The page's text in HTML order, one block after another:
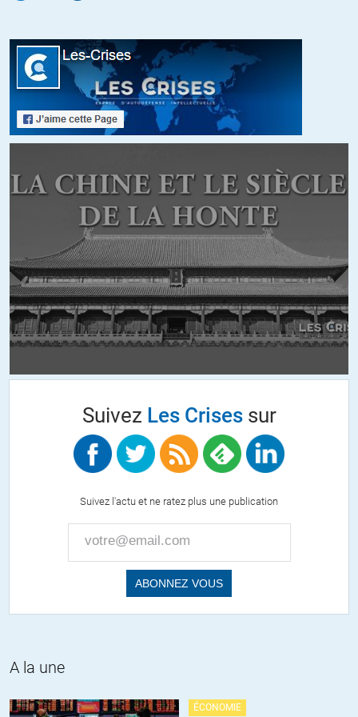
step//31.03.2014 à 11h02
dépasser les structures capables de porter un concensus
démocratique, c’est aussi appeller à l’avennement de
fascismes. Quel responsabilité dans cet émiettement
que promeut les élites en place ? Aucun, à n’en pas douter, il n’y
a bien évidemment aucun problème de cohabitation entre la
vision d’un autre adversaire économique dans la survie et d’un
autre citoyen collaborateur dans le fonctionnement du bien
commun.
jducac//31.03.2014 à 13h52
@ step Le 31 mars 2014 à 11
Dépasser les structures capables de porter un consensus
fascismes.
Quand on fait une telle déclaration, il vaut mieux être en
mesure de justifier sa théorie en faisant appel à des
la « désintégration » préserve de la venue du fascisme si l’on
se réfère à ce qui s’est passé en Corée. A moins que vous
considériez la Corée du Nord comme une démocratie ayant
échappé à « l’avènement du fascisme » en préférant miser
sur le séparatisme.
Il semble, si l’on se réfère aux 2 Corée, que ce soit plutôt le
socialo communisme qui prédispose au fascisme/
Suivez Les Crisessur
Suivez l'actu et ne ratez plus une publication
A la une
ÉCONOMIE